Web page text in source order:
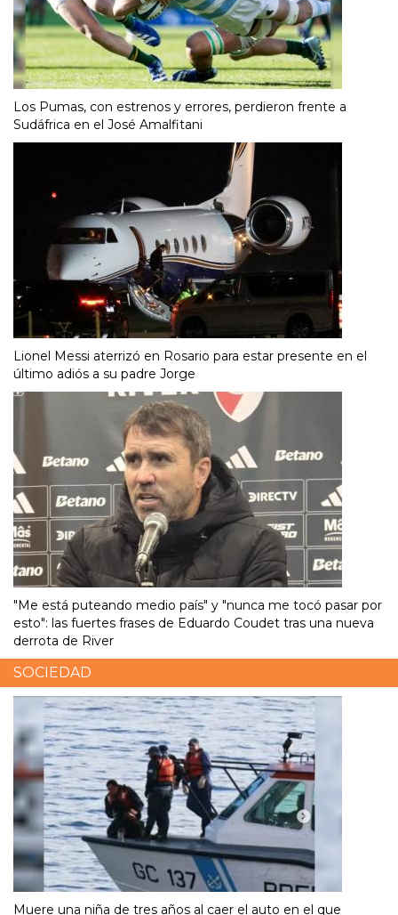
Los Pumas, con estrenos y errores, perdieron frente a
Sudáfrica en el José Amalfitani
Lionel Messi aterrizó en Rosario para estar presente en el
último adiós a su padre Jorge
"Me está puteando medio país" y "nunca me tocó pasar por
esto": las fuertes frases de Eduardo Coudet tras una nueva
derrota de River
SOCIEDAD
Muere una niña de tres años al caer el auto en el que